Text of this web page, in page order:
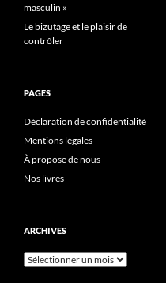
masculin »
Le bizutage et le plaisir de
contrôler
PAGES
Déclaration de confidentialité
Mentions légales
À propose de nous
Nos livres
ARCHIVES
Archives